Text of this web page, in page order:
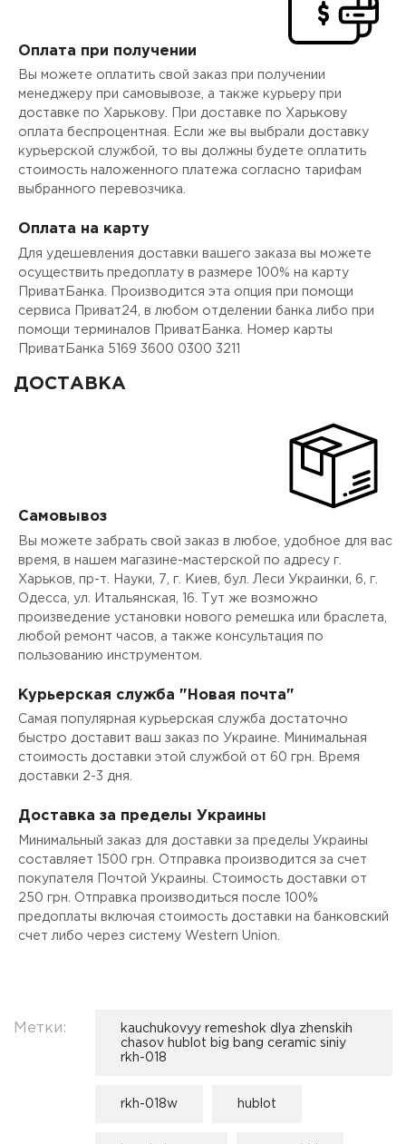
Оплата при получении
Вы можете оплатить свой заказ при получении
менеджеру при самовывозе, а также курьеру при
доставке по Харькову. При доставке по Харькову
оплата беспроцентная. Если же вы выбрали доставку
курьерской службой, то вы должны будете оплатить
стоимость наложенного платежа согласно тарифам
выбранного перевозчика.
Оплата на карту
Для удешевления доставки вашего заказа вы можете
осуществить предоплату в размере 100% на карту
ПриватБанка. Производится эта опция при помощи
сервиса Приват24, в любом отделении банка либо при
помощи терминалов ПриватБанка. Номер карты
ПриватБанка 5169 3600 0300 3211
ДОСТАВКА
Самовывоз
Вы можете забрать свой заказ в любое, удобное для вас
время, в нашем магазине-мастерской по адресу г.
Харьков, пр-т. Науки, 7, г. Киев, бул. Леси Украинки, 6, г.
Одесса, ул. Итальянская, 16. Тут же возможно
произведение установки нового ремешка или браслета,
любой ремонт часов, а также консультация по
пользованию инструментом.
Курьерская служба "Новая почта"
Самая популярная курьерская служба достаточно
быстро доставит ваш заказ по Украине. Минимальная
стоимость доставки этой службой от 60 грн. Время
доставки 2-3 дня.
Доставка за пределы Украины
Минимальный заказ для доставки за пределы Украины
составляет 1500 грн. Отправка производится за счет
покупателя Почтой Украины. Стоимость доставки от
250 грн. Отправка производиться после 100%
предоплаты включая стоимость доставки на банковский
счет либо через систему Western Union.
Метки:
kauchukovyy remeshok dlya zhenskih
chasov hublot big bang ceramic siniy
rkh-018
rkh-018w hublot